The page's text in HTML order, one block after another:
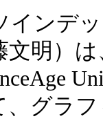
ンデ
明）
、グラ